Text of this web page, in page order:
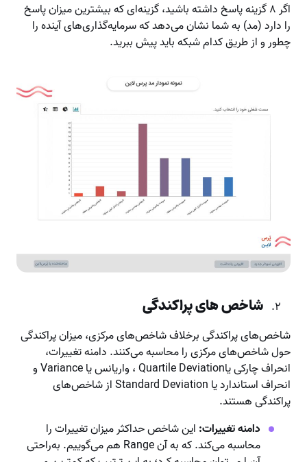
اگر ۸ گزینه پاسخ داشته باشید،‌ گزینه‌ای که بیشترین میزان پاسخ
را دارد (مد) به شما نشان می‌دهد که سرمایه‌گذاری‌های آینده را
چطور و از طریق کدام شبکه باید پیش ببرید.
شاخص های پراکندگی
شاخص‌های پراکندگی برخلاف شاخص‌های مرکزی، میزان پراکندگی
حول شاخص‌های مرکزی را محاسبه می‌کنند. دامنه تغییرات،
انحراف چارکی یاQuartile Deviation ، واریانس یا Variance و
انحراف استاندارد یا Standard Deviation از شاخص‌های
پراکندگی هستند.
دامنه تغییرات: این شاخص حداکثر میزان تغییرات را
محاسبه می‌کند. که به آن Range هم می‌گوییم. به‌راحتی